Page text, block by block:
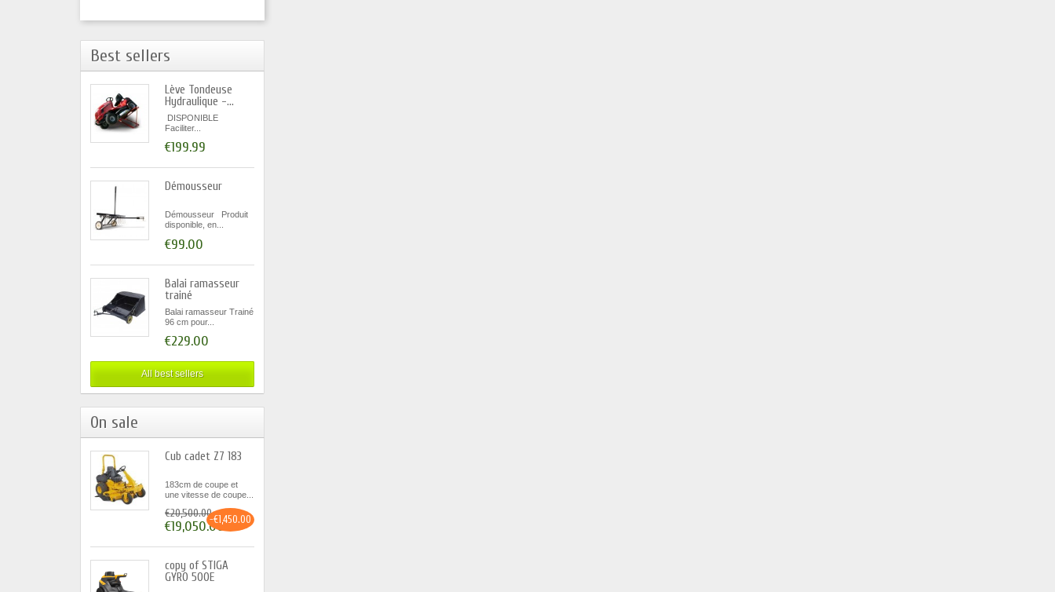
Best sellers
Lève Tondeuse
Hydraulique -...
DISPONIBLE
Faciliter...
€199.99
Démousseur
Démousseur Produit
disponible, en...
€99.00
Balai ramasseur
trainé
Balai ramasseur Trainé
96 cm pour...
€229.00
All best sellers
On sale
Cub cadet Z7 183
183cm de coupe et
une vitesse de coupe...
€20,500.00-€1,450.00
€19,050.00
copy of STIGA
GYRO 500E